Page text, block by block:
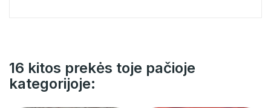
16 kitos prekės toje pačioje
kategorijoje: